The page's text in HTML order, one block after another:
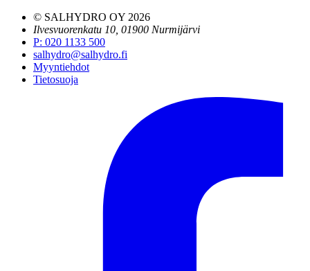
© SALHYDRO OY 2026
Ilvesvuorenkatu 10, 01900 Nurmijärvi
P: 020 1133 500
salhydro@salhydro.fi
Myyntiehdot
Tietosuoja